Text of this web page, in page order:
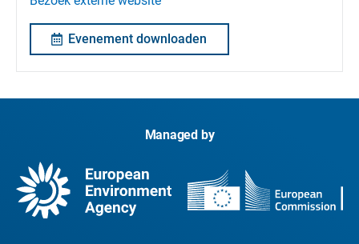
Evenement downloaden
Managed by